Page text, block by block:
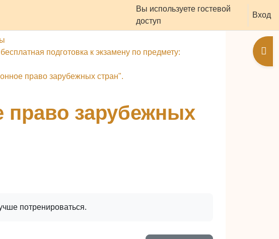
Вы используете гостевой
доступ
Вход
подготовка к экзамену по предмету:
право зарубежных стран".
право зарубежных
потренироваться.